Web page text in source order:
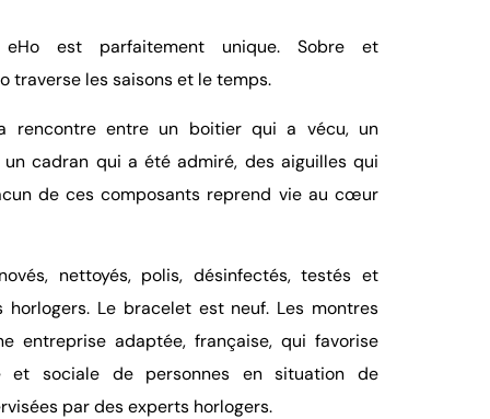
est parfaitement unique. Sobre et
traverse les saisons et le temps.
rencontre entre un boitier qui a vécu, un
cadran qui a été admiré, des aiguilles qui
de ces composants reprend vie au cœur
nettoyés, polis, désinfectés, testés et
Le bracelet est neuf. Les montres
entreprise adaptée, française, qui favorise
et sociale de personnes en situation de
par des experts horlogers.